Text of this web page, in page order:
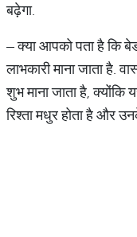
बढ़ेगा.
– क्या आपको पता है कि
लाभकारी माना जाता है.
शुभ माना जाता है,
रिश्ता मधुर होता है और